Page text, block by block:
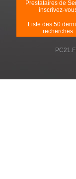
Prestataires de
inscrivez-
Liste des 50
recherches